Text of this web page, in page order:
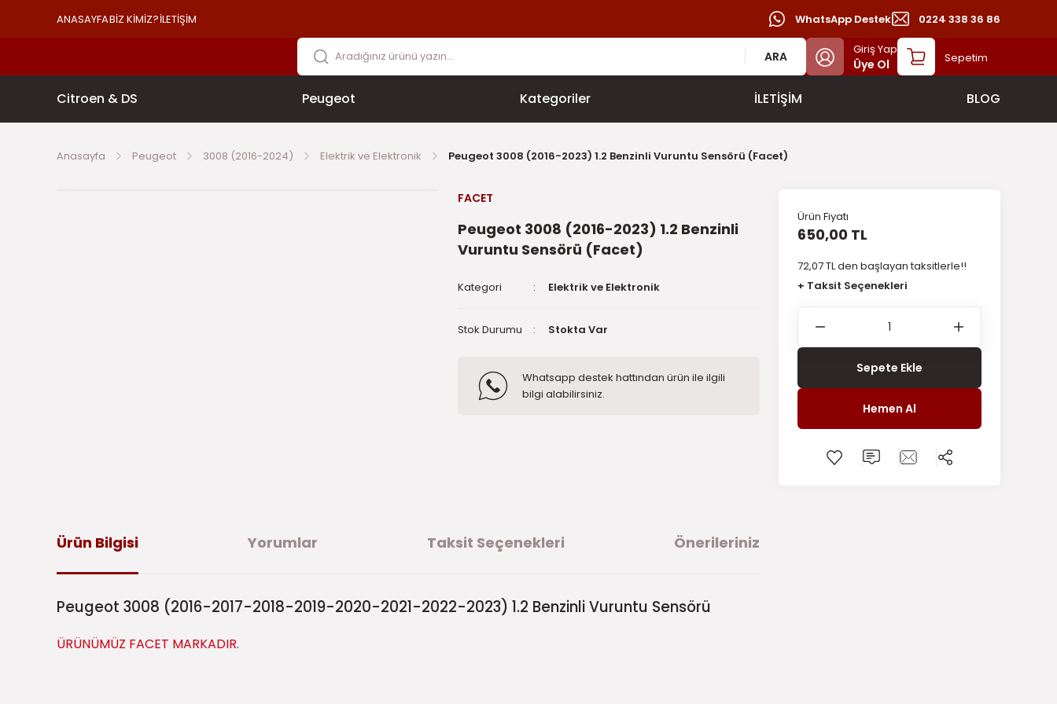
ANASAYFABİZ KİMİZ?İLETİŞİM WhatsApp Destek 0224 338 36 86
ARA Giriş Yap
Üye Ol Sepetim
Citroen & DS Peugeot Kategoriler İLETİŞİM BLOG
Anasayfa Peugeot 3008 (2016-2024) Elektrik ve Elektronik Peugeot 3008 (2016-2023) 1.2 Benzinli Vuruntu Sensörü (Facet)
FACET
Peugeot 3008 (2016-2023) 1.2 Benzinli
Vuruntu Sensörü (Facet)
Kategori Elektrik ve Elektronik
Stok Durumu Stokta Var
Whatsapp destek hattından ürün ile ilgili
bilgi alabilirsiniz.
Ürün Fiyatı
650,00 TL
72,07 TL den başlayan taksitlerle!!
+ Taksit Seçenekleri
Sepete Ekle
Hemen Al
Ürün Bilgisi Yorumlar Taksit Seçenekleri Önerileriniz
Peugeot 3008 (2016-2017-2018-2019-2020-2021-2022-2023) 1.2 Benzinli Vuruntu Sensörü
ÜRÜNÜMÜZ FACET MARKADIR.